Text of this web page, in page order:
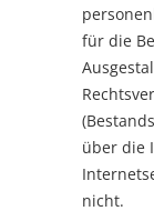
für die
über die
nicht.